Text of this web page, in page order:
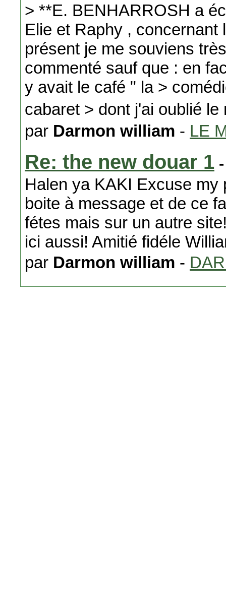
> **E. BENHARROSH a
Elie et Raphy , concernant
présent je me souviens
commenté sauf que : en
y avait le café " la >
cabaret > dont j'ai oublié
par Darmon william - LE
Re: the new douar 1
Halen ya KAKI Excuse my
boite à message et de ce
fétes mais sur un autre
ici aussi! Amitié fidéle
par Darmon william -